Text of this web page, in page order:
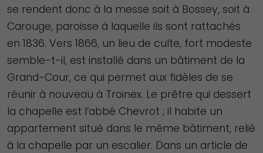
se rendent donc à la messe soit à Bossey, soit à
Carouge, paroisse à laquelle ils sont rattachés
en 1836. Vers 1866, un lieu de culte, fort modeste
semble-t-il, est installé dans un bâtiment de la
Grand-Cour, ce qui permet aux fidèles de se
réunir à nouveau à Troinex. Le prêtre qui dessert
la chapelle est l’abbé Chevrot ; il habite un
appartement situé dans le même bâtiment, relié
à la chapelle par un escalier. Dans un article de